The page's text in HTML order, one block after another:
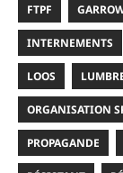
FTPF
INTERNEMENTS
LOOS
ORGANISATION
PROPAGANDE